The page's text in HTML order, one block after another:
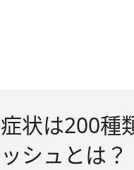
症状は200種
ッシュとは？